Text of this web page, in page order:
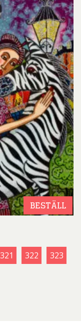
BESTÄLL
321 322
323